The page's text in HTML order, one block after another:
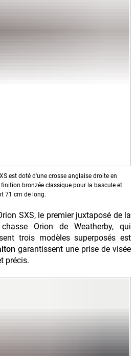
est doté d'une crosse anglaise droite en
bronzée classique pour la bascule et
71 cm de long.
SXS, le premier juxtaposé de la
Orion de Weatherby, qui
trois modèles superposés est
garantissent une prise de visée
précis.